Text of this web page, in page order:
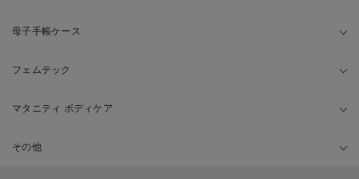
母子手帳ケース
フェムテック
マタニティ ボディケア
その他